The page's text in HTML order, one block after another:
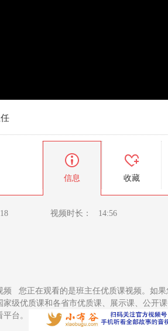
信息 收藏
视频时长： 14:56
频
您正在观看的是班主任优质课视频。如
家级优质课和各省市优质课、展示课、公开
台。